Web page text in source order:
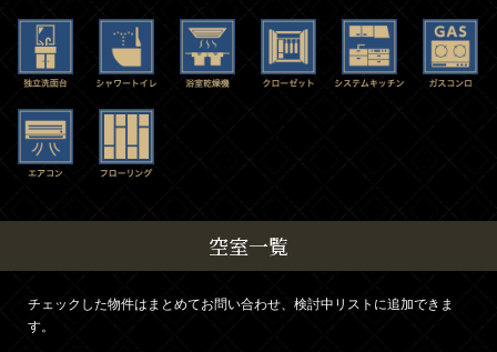
空室一覧
チェックした物件はまとめてお問い合わせ、検討中リストに追加できま
す。